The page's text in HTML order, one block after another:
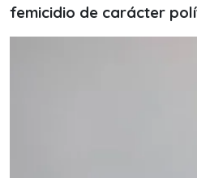
femicidio de carácter